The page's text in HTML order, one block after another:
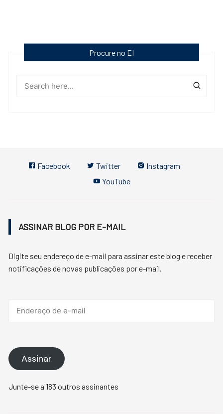
Procure no EI
Facebook Twitter
Instagram
YouTube
ASSINAR BLOG POR E-MAIL
Digite seu endereço de e-mail para assinar este blog e receber
notificações de novas publicações por e-mail.
Assinar
Junte-se a 183 outros assinantes